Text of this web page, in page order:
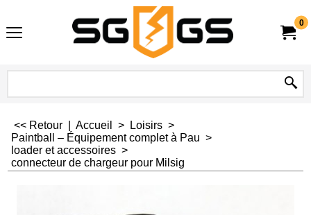
0
<< Retour Accueil > Loisirs >
Paintball – Équipement complet à Pau >
loader et accessoires >
connecteur de chargeur pour Milsig